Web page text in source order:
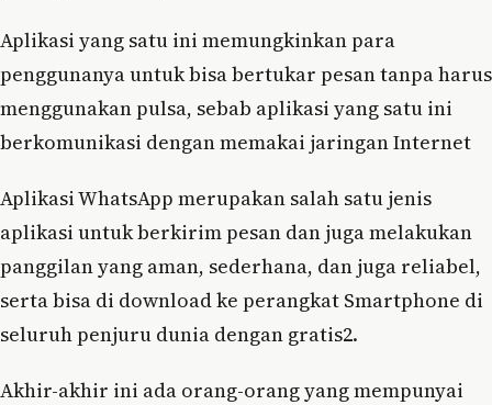
Aplikasi yang satu ini memungkinkan para
penggunanya untuk bisa bertukar pesan tanpa harus
menggunakan pulsa, sebab aplikasi yang satu ini
berkomunikasi dengan memakai jaringan Internet
Aplikasi WhatsApp merupakan salah satu jenis
aplikasi untuk berkirim pesan dan juga melakukan
panggilan yang aman, sederhana, dan juga reliabel,
serta bisa di download ke perangkat Smartphone di
seluruh penjuru dunia dengan gratis2.
Akhir-akhir ini ada orang-orang yang mempunyai